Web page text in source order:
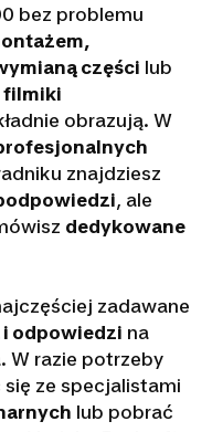
bez problemu
części lub
filmiki
obrazują. W
znajdziesz
, ale
dedykowane
zadawane
odpowiedzi na
W razie potrzeby
ze specjalistami
lub pobrać